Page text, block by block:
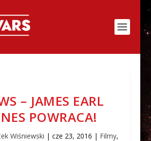
– JAMES EARL
POWRACA!
Wiśniewski |cze 23, 2016 | Filmy,